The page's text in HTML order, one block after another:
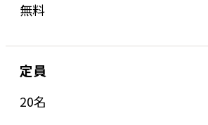
無料
定員
20名